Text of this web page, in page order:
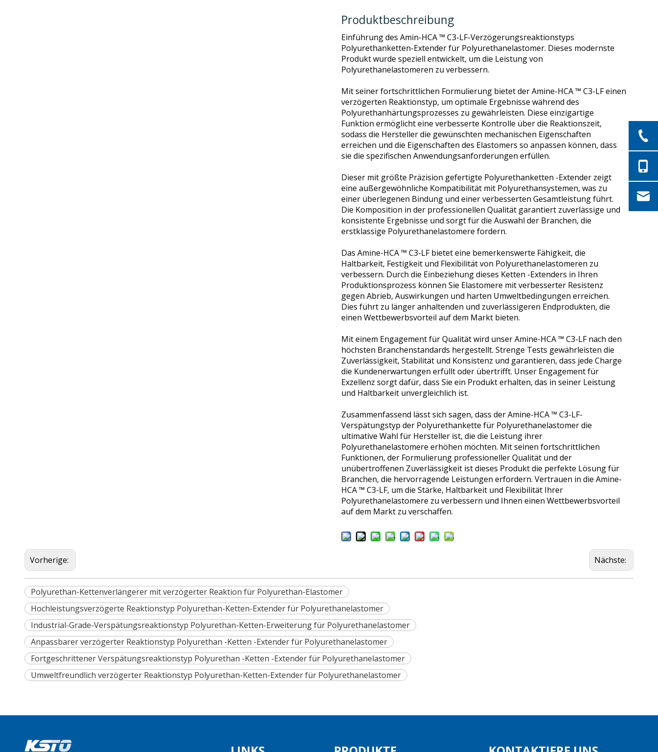
Produktbeschreibung
Einführung des Amin-HCA ™ C3-LF-Verzögerungsreaktionstyps
Polyurethanketten-Extender für Polyurethanelastomer. Dieses modernste
Produkt wurde speziell entwickelt, um die Leistung von
Polyurethanelastomeren zu verbessern.
Mit seiner fortschrittlichen Formulierung bietet der Amine-HCA ™ C3-LF einen
verzögerten Reaktionstyp, um optimale Ergebnisse während des
Polyurethanhärtungsprozesses zu gewährleisten. Diese einzigartige
Funktion ermöglicht eine verbesserte Kontrolle über die Reaktionszeit,
sodass die Hersteller die gewünschten mechanischen Eigenschaften
erreichen und die Eigenschaften des Elastomers so anpassen können, dass
sie die spezifischen Anwendungsanforderungen erfüllen.
Dieser mit größte Präzision gefertigte Polyurethanketten -Extender zeigt
eine außergewöhnliche Kompatibilität mit Polyurethansystemen, was zu
einer überlegenen Bindung und einer verbesserten Gesamtleistung führt.
Die Komposition in der professionellen Qualität garantiert zuverlässige und
konsistente Ergebnisse und sorgt für die Auswahl der Branchen, die
erstklassige Polyurethanelastomere fordern.
Das Amine-HCA ™ C3-LF bietet eine bemerkenswerte Fähigkeit, die
Haltbarkeit, Festigkeit und Flexibilität von Polyurethanelastomeren zu
verbessern. Durch die Einbeziehung dieses Ketten -Extenders in Ihren
Produktionsprozess können Sie Elastomere mit verbesserter Resistenz
gegen Abrieb, Auswirkungen und harten Umweltbedingungen erreichen.
Dies führt zu länger anhaltenden und zuverlässigeren Endprodukten, die
einen Wettbewerbsvorteil auf dem Markt bieten.
Mit einem Engagement für Qualität wird unser Amine-HCA ™ C3-LF nach den
höchsten Branchenstandards hergestellt. Strenge Tests gewährleisten die
Zuverlässigkeit, Stabilität und Konsistenz und garantieren, dass jede Charge
die Kundenerwartungen erfüllt oder übertrifft. Unser Engagement für
Exzellenz sorgt dafür, dass Sie ein Produkt erhalten, das in seiner Leistung
und Haltbarkeit unvergleichlich ist.
Zusammenfassend lässt sich sagen, dass der Amine-HCA ™ C3-LF-
Verspätungstyp der Polyurethankette für Polyurethanelastomer die
ultimative Wahl für Hersteller ist, die die Leistung ihrer
Polyurethanelastomere erhöhen möchten. Mit seinen fortschrittlichen
Funktionen, der Formulierung professioneller Qualität und der
unübertroffenen Zuverlässigkeit ist dieses Produkt die perfekte Lösung für
Branchen, die hervorragende Leistungen erfordern. Vertrauen in die Amine-
HCA ™ C3-LF, um die Stärke, Haltbarkeit und Flexibilität Ihrer
Polyurethanelastomere zu verbessern und Ihnen einen Wettbewerbsvorteil
auf dem Markt zu verschaffen.
Vorherige: Nächste:
Polyurethan-Kettenverlängerer mit verzögerter Reaktion für Polyurethan-Elastomer
Hochleistungsverzögerte Reaktionstyp Polyurethan-Ketten-Extender für Polyurethanelastomer
Industrial-Grade-Verspätungsreaktionstyp Polyurethan-Ketten-Erweiterung für Polyurethanelastomer
Anpassbarer verzögerter Reaktionstyp Polyurethan -Ketten -Extender für Polyurethanelastomer
Fortgeschrittener Verspätungsreaktionstyp Polyurethan -Ketten -Extender für Polyurethanelastomer
Umweltfreundlich verzögerter Reaktionstyp Polyurethan-Ketten-Extender für Polyurethanelastomer